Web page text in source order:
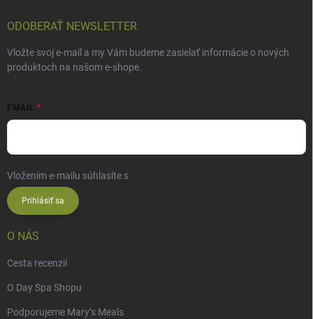
ODOBERAŤ NEWSLETTER
Vložte svoj e-mail a my Vám budeme zasielať informácie o nových
produktoch na našom e-shope.
EMAIL
Vložením e-mailu súhlasíte s
Prihlásiť sa
O NÁS
Cesta recenzií
O Day Spa Shopu
Podporujeme Mary’s Meals